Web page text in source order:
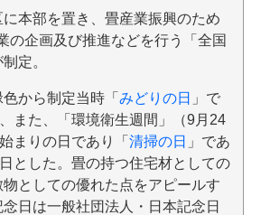
本部を置き、畳産業振興のため
の企画及び推進などを行う「全国
定。
から制定当時「 みどりの日 」で
また、「環境衛生週間」（9月24
まりの日であり「 清掃の日 」であ
とした。畳の持つ住宅材としての
としての優れた点をアピールす
日は一般社団法人・日本記念日